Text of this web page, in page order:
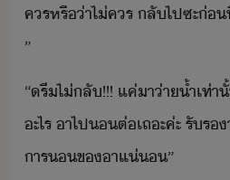
คร​หรื่า​ไ่​คร​ ​ลั​ไป​ซะ​่
”
“​รี​ไ่​ลั​!​!​!​ ​แค่​า​่า้ำ​เท่า
ะไร​ ​า​ไป​​ต่​เถะ​ค่ะ​ ​รัร
าร​​ข​า​แ่​”